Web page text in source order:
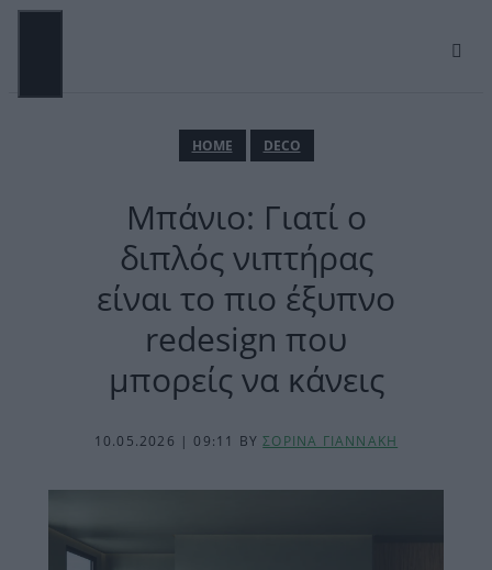
Μετάβαση
ΗΟΜΕ DECO
Μπάνιο: Γιατί ο
διπλός νιπτήρας
είναι το πιο έξυπνο
redesign που
μπορείς να κάνεις
10.05.2026 | 09:11 BYΣΟΡΙΝΑ ΓΙΑΝΝΑΚΗ